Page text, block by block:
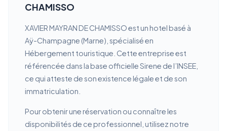
CHAMISSO
XAVIER MAYRAN DE CHAMISSO est un hotel basé à
Aÿ-Champagne (Marne), spécialisé en
Hébergement touristique. Cette entreprise est
référencée dans la base officielle Sirene de l’INSEE,
ce qui atteste de son existence légale et de son
immatriculation.
Pour obtenir une réservation ou connaître les
disponibilités de ce professionnel, utilisez notre